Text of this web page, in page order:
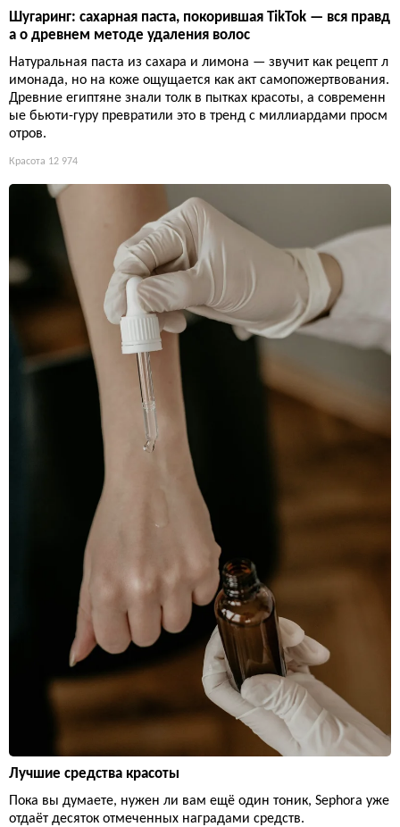
Шугаринг: сахарная паста, покорившая TikTok — вся правд
а о древнем методе удаления волос
Натуральная паста из сахара и лимона — звучит как рецепт л
имонада, но на коже ощущается как акт самопожертвования.
Древние египтяне знали толк в пытках красоты, а современн
ые бьюти-гуру превратили это в тренд с миллиардами просм
отров.
Красота 12 974
Лучшие средства красоты
Пока вы думаете, нужен ли вам ещё один тоник, Sephora уже
отдаёт десяток отмеченных наградами средств.